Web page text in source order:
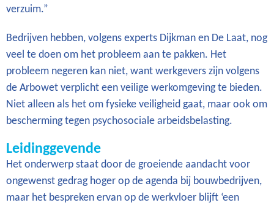
verzuim.”
Bedrijven hebben, volgens experts Dijkman en De Laat, nog
veel te doen om het probleem aan te pakken. Het
probleem negeren kan niet, want werkgevers zijn volgens
de Arbowet verplicht een veilige werkomgeving te bieden.
Niet alleen als het om fysieke veiligheid gaat, maar ook om
bescherming tegen psychosociale arbeidsbelasting.
Leidinggevende
Het onderwerp staat door de groeiende aandacht voor
ongewenst gedrag hoger op de agenda bij bouwbedrijven,
maar het bespreken ervan op de werkvloer blijft ‘een